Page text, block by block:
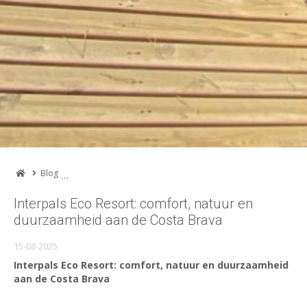
Blog
Interpals Eco Resort: comfort, natuur en
duurzaamheid aan de Costa Brava
15-08-2025
Interpals Eco Resort: comfort, natuur en duurzaamheid
aan de Costa Brava